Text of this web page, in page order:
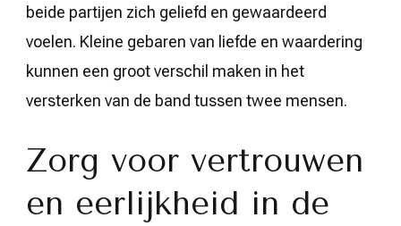
beide partijen zich geliefd en gewaardeerd
voelen. Kleine gebaren van liefde en waardering
kunnen een groot verschil maken in het
versterken van de band tussen twee mensen.
Zorg voor vertrouwen
en eerlijkheid in de